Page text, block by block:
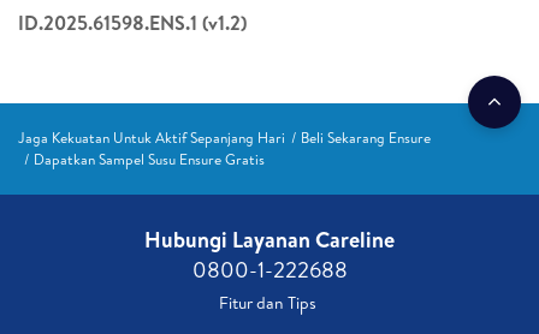
ID.2025.61598.ENS.1 (v1.2)
Jaga Kekuatan Untuk Aktif Sepanjang Hari
Beli Sekarang Ensure
Dapatkan Sampel Susu Ensure Gratis
Hubungi Layanan Careline​
0800-1-222688​
Fitur dan Tips ​